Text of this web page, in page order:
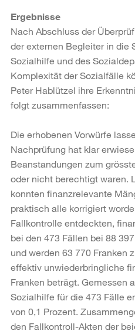
Ergebnisse
Nach Abschluss der
der externen Begleiter in die
Sozialhilfe und des
Komplexität der Sozialfälle
Peter Hablützel ihre
folgt zusammenfassen:
Die erhobenen Vorwürfe
Nachprüfung hat klar
Beanstandungen zum
oder nicht berechtigt waren.
konnten finanzrelevante
praktisch alle korrigiert
Fallkontrolle entdeckten,
bei den 473 Fällen bei 88
und werden 63 770 Franken
effektiv unwiederbringliche
Franken beträgt. Gemessen
Sozialhilfe für die 473 Fälle
von 0,1 Prozent.
den Fallkontroll-Akten der